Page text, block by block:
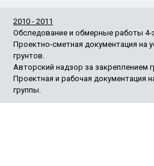
2010 - 2011
Обследование и обмерные работы 4-
Проектно-сметная документация на
грунтов.
Авторский надзор за закреплением
Проектная и рабочая документация
группы.